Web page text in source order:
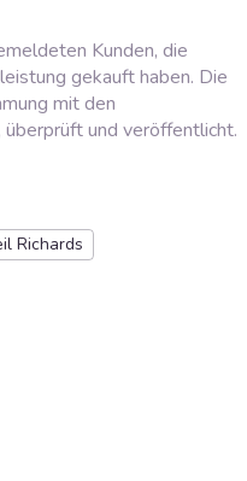
Kunden, die
gekauft haben. Die
mit den
und veröffentlicht.
Richards